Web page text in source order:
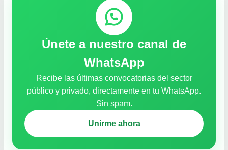
Únete a nuestro canal de
WhatsApp
Recibe las últimas convocatorias del sector
público y privado, directamente en tu WhatsApp.
Sin spam.
Unirme ahora